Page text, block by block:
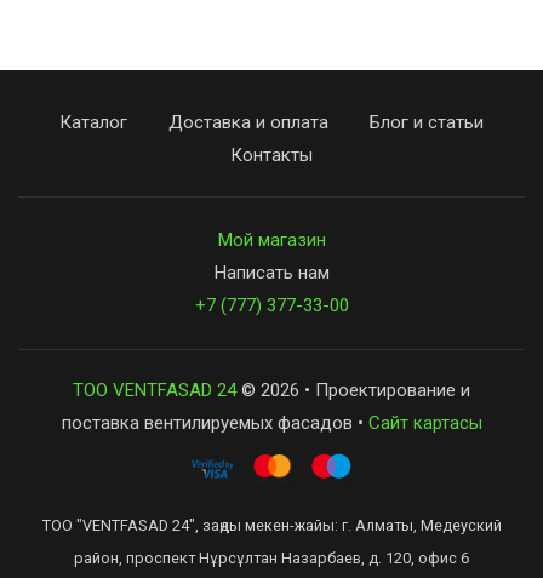
Каталог Доставка и оплата
Блог и статьи
Контакты
Мой магазин
Написать нам
+7 (777) 377-33-00
ТОО VENTFASAD 24© 2026 • Проектирование и
поставка вентилируемых фасадов • Сайт картасы
ТОО "VENTFASAD 24", заңды мекен-жайы: г. Алматы, Медеуский
район, проспект Нұрсұлтан Назарбаев, д. 120, офис 6